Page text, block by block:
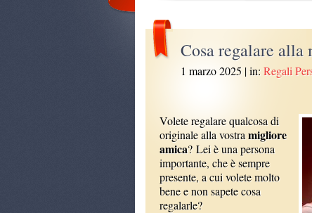
Cosa regalare
1 marzo 2025 | in:Regali
Volete regalare qualcosa di
originale alla vostramigliore
amica? Lei è una persona
importante, che è sempre
presente, a cui volete molto
bene e non sapete cosa
regalarle?